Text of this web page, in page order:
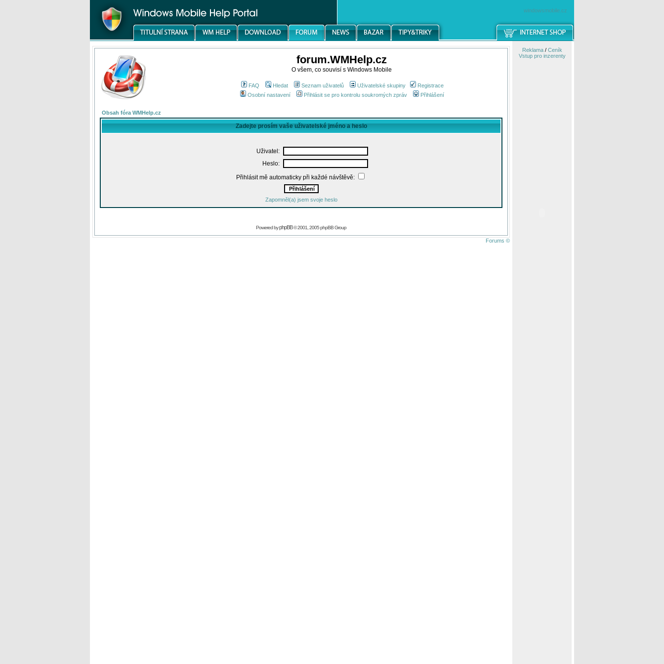
windowsmobile.cz
forum.WMHelp.cz
O všem, co souvisí s Windows Mobile
FAQ Hledat Seznam uživatelů Uživatelské skupiny
Registrace
Osobní nastavení
Přihlásit se pro kontrolu soukromých zpráv Přihlášení
Obsah fóra WMHelp.cz
Zadejte prosím vaše uživatelské jméno a heslo
Uživatel:
Heslo:
Přihlásit mě automaticky při každé návštěvě:
Zapomněl(a) jsem svoje heslo
Powered byphpBB© 2001, 2005 phpBB Group
Forums ©
Reklama/ Ceník
Vstup pro inzerenty